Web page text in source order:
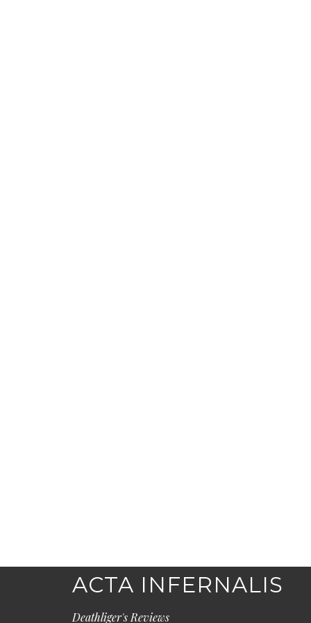
ACTA INFERNALIS
Deathliger's Reviews